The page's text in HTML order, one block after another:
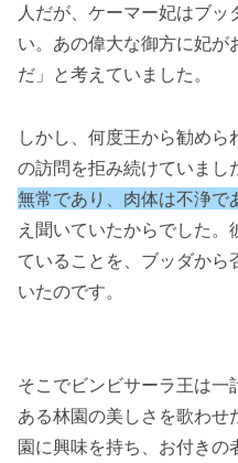
人だが、ケーマー妃はブ
い。あの偉大な御方に妃が
だ」と考えていました。
しかし、何度王から勧め
の訪問を拒み続けていまし
無常であり、肉体は不浄で
え聞いていたからでした
ていることを、ブッダから
いたのです。
そこでビンビサーラ王は一
ある林園の美しさを歌わ
園に興味を持ち、お付きの